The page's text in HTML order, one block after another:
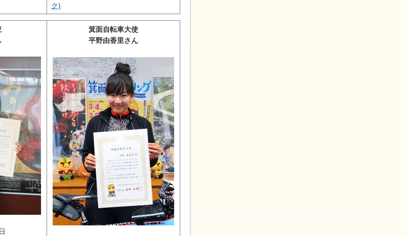
ク)
箕面自転車大使
平野由香里さん